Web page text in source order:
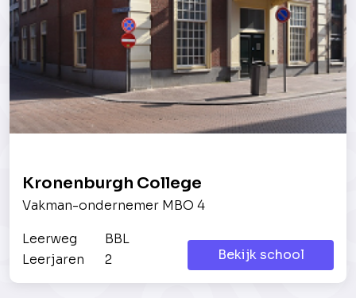
Kronenburgh College
Vakman-ondernemer MBO 4
Leerweg
BBL
Leerjaren
2 Bekijk school